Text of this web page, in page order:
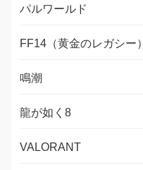
パルワールド
FF14（黄金のレガシー）
鳴潮
龍が如く8
VALORANT